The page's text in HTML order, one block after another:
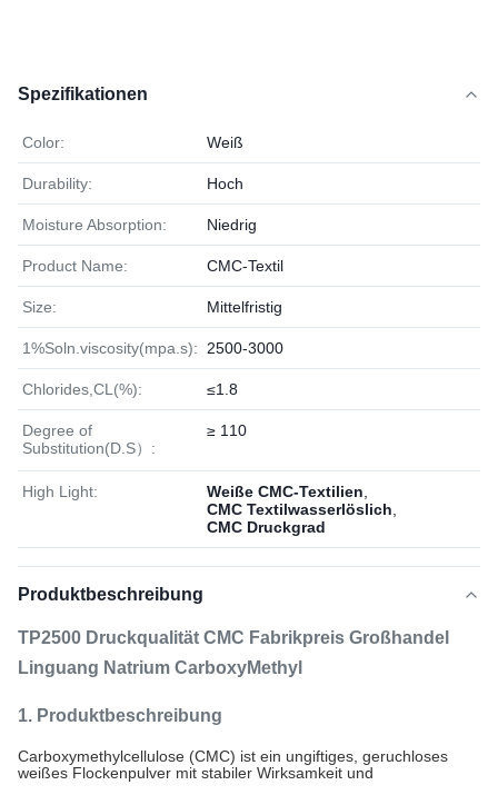
Spezifikationen
Color: Weiß
Durability: Hoch
Moisture Absorption: Niedrig
Product Name: CMC-Textil
Size: Mittelfristig
1%Soln.viscosity(mpa.s): 2500-3000
Chlorides,CL(%): ≤1.8
Degree of
Substitution(D.S）:
≥ 110
High Light: Weiße CMC-Textilien
CMC Textilwasserlöslich
CMC Druckgrad
Produktbeschreibung
TP2500 Druckqualität CMC Fabrikpreis Großhandel
Linguang Natrium CarboxyMethyl
1. Produktbeschreibung
Carboxymethylcellulose (CMC) ist ein ungiftiges, geruchloses
weißes Flockenpulver mit stabiler Wirksamkeit und